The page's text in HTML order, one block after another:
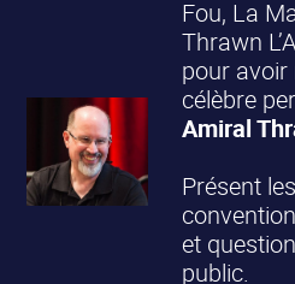
Fou, La
Thrawn
pour
célèbre
Amiral
Présent
et
public.